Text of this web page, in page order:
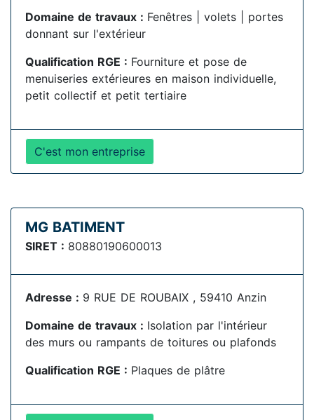
Domaine de travaux : Fenêtres | volets | portes
donnant sur l'extérieur
Qualification RGE : Fourniture et pose de
menuiseries extérieures en maison individuelle,
petit collectif et petit tertiaire
C'est mon entreprise
MG BATIMENT
SIRET : 80880190600013
Adresse : 9 RUE DE ROUBAIX , 59410 Anzin
Domaine de travaux : Isolation par l'intérieur
des murs ou rampants de toitures ou plafonds
Qualification RGE : Plaques de plâtre